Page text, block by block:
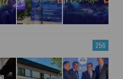
256